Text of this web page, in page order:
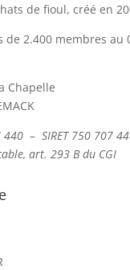
de fioul, créé en
de 2.400 membres au
Chapelle
440 – SIRET 750 707
art. 293 B du CGI